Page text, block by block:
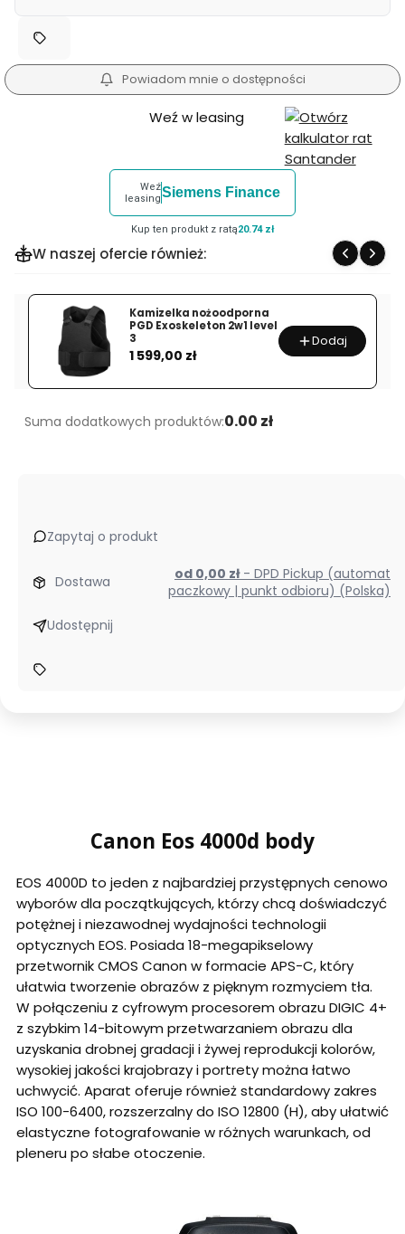
Powiadom mnie o dostępności
Weź w leasing
Weź
leasingSiemens Finance
Kup ten produkt z ratą20.74 zł
W naszej ofercie również:
Kamizelka nożoodporna
PGD Exoskeleton 2w1 level
3
Cena
1 599,00 zł
Dodaj
Suma dodatkowych produktów:0.00 zł
Zapytaj o produkt
Dostawa od 0,00 zł - DPD Pickup (automat
paczkowy | punkt odbioru) (Polska)
Udostępnij
Canon Eos 4000d body
EOS 4000D to jeden z najbardziej przystępnych cenowo
wyborów dla początkujących, którzy chcą doświadczyć
potężnej i niezawodnej wydajności technologii
optycznych EOS. Posiada 18-megapikselowy
przetwornik CMOS Canon w formacie APS-C, który
ułatwia tworzenie obrazów z pięknym rozmyciem tła.
W połączeniu z cyfrowym procesorem obrazu DIGIC 4+
z szybkim 14-bitowym przetwarzaniem obrazu dla
uzyskania drobnej gradacji i żywej reprodukcji kolorów,
wysokiej jakości krajobrazy i portrety można łatwo
uchwycić. Aparat oferuje również standardowy zakres
ISO 100-6400, rozszerzalny do ISO 12800 (H), aby ułatwić
elastyczne fotografowanie w różnych warunkach, od
pleneru po słabe otoczenie.